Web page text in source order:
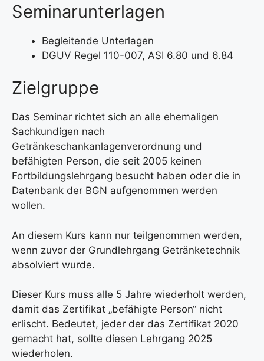
Seminarunterlagen
Begleitende Unterlagen
DGUV Regel 110-007, ASI 6.80 und 6.84
Zielgruppe
Das Seminar richtet sich an alle ehemaligen
Sachkundigen nach
Getränkeschankanlagenverordnung und
befähigten Person, die seit 2005 keinen
Fortbildungslehrgang besucht haben oder die in
Datenbank der BGN aufgenommen werden
wollen.
An diesem Kurs kann nur teilgenommen werden,
wenn zuvor der Grundlehrgang Getränketechnik
absolviert wurde.
Dieser Kurs muss alle 5 Jahre wiederholt werden,
damit das Zertifikat „befähigte Person“ nicht
erlischt. Bedeutet, jeder der das Zertifikat 2020
gemacht hat, sollte diesen Lehrgang 2025
wiederholen.